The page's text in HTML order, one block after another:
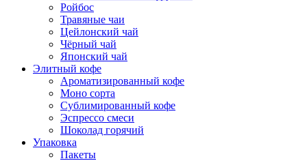
Ройбос
Травяные чаи
Цейлонский чай
Чёрный чай
Японский чай
Элитный кофе
Ароматизированный кофе
Моно сорта
Сублимированный кофе
Эспрессо смеси
Шоколад горячий
Упаковка
Пакеты